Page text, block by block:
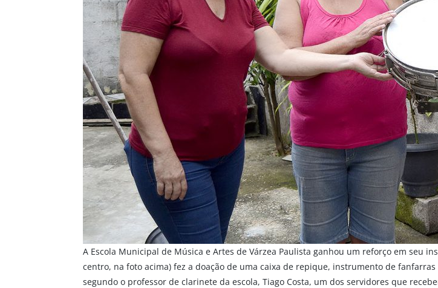
A Escola Municipal de Música e Artes de Várzea Paulista ganhou um reforço em seu
centro, na foto acima) fez a doação de uma caixa de repique, instrumento de
segundo o professor de clarinete da escola, Tiago Costa, um dos servidores que